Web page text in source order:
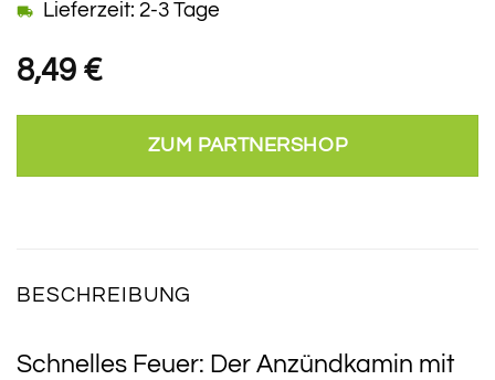
8,49 €
Lieferzeit: 2-3 Tage
ZUM PARTNERSHOP
BESCHREIBUNG
Schnelles Feuer: Der Anzündkamin mit